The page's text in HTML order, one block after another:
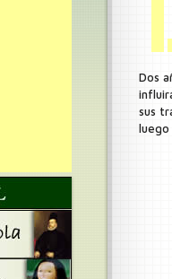
Dos
sus
luego